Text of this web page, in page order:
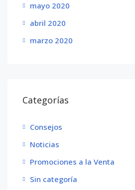
mayo 2020
abril 2020
marzo 2020
Categorías
Consejos
Noticias
Promociones a la Venta
Sin categoría